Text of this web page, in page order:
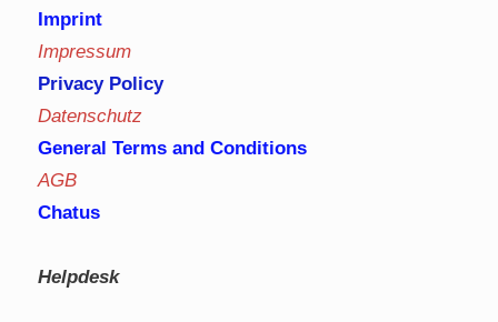
Imprint
Impressum
Privacy Policy
Datenschutz
General Terms and Conditions
AGB
Chatus
Helpdesk